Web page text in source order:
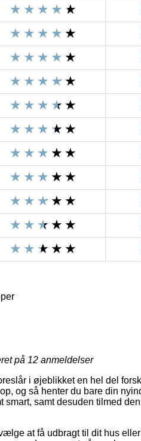
på 12 anmeldelser
i øjeblikket en hel del
og så henter du bare din
smart, samt desuden tilmed
at få udbragt til dit hus